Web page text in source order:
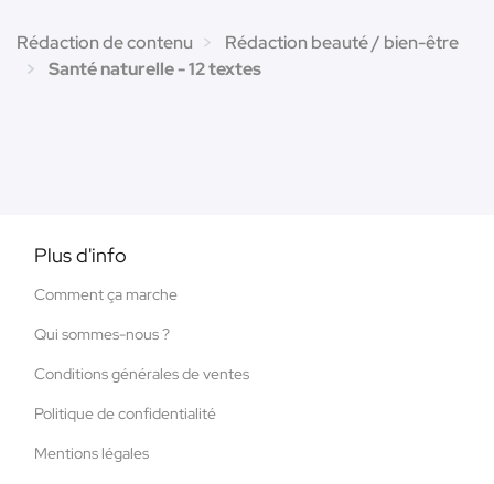
Rédaction de contenu
Rédaction beauté / bien-être
Santé naturelle - 12 textes
Plus d'info
Comment ça marche
Qui sommes-nous ?
Conditions générales de ventes
Politique de confidentialité
Mentions légales